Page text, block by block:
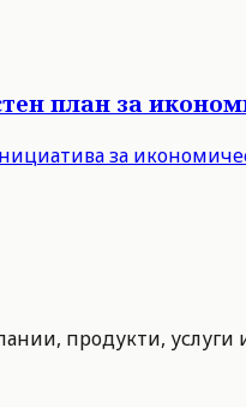
план за
за
продукти, услуги